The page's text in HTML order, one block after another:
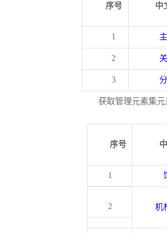
序号 中
1
2
3
获取管理元素集
序号
1
2 机